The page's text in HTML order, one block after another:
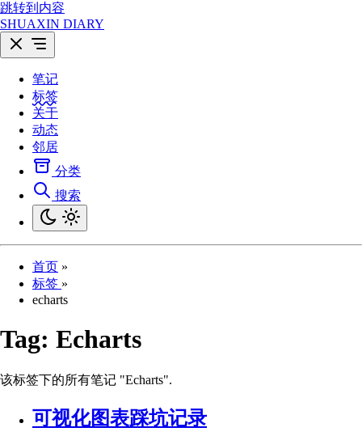
跳转到内容
SHUAXIN DIARY
笔记
标签
关于
动态
邻居
分类
搜索
首页 »
标签 »
echarts
Tag: Echarts
该标签下的所有笔记 "Echarts".
可视化图表踩坑记录